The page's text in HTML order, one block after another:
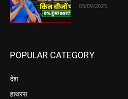
05/09/2025
POPULAR CATEGORY
देश
हाथरस